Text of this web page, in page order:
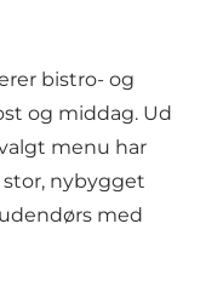
bistro- og
og middag. Ud
menu har
stor, nybygget
med